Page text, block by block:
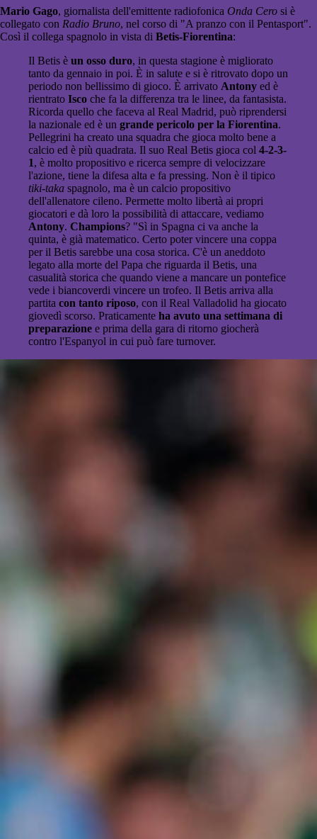
Mario Gago, giornalista dell'emittente radiofonica Onda Cero si è
collegato con Radio Bruno, nel corso di "A pranzo con il Pentasport".
Così il collega spagnolo in vista di Betis-Fiorentina:
Il Betis è un osso duro, in questa stagione è migliorato
tanto da gennaio in poi. È in salute e si è ritrovato dopo un
periodo non bellissimo di gioco. È arrivato Antony ed è
rientrato Isco che fa la differenza tra le linee, da fantasista.
Ricorda quello che faceva al Real Madrid, può riprendersi
la nazionale ed è un grande pericolo per la Fiorentina.
Pellegrini ha creato una squadra che gioca molto bene a
calcio ed è più quadrata. Il suo Real Betis gioca col 4-2-3-
1, è molto propositivo e ricerca sempre di velocizzare
l'azione, tiene la difesa alta e fa pressing. Non è il tipico
tiki-taka spagnolo, ma è un calcio propositivo
dell'allenatore cileno. Permette molto libertà ai propri
giocatori e dà loro la possibilità di attaccare, vediamo
Antony. Champions? "Sì in Spagna ci va anche la
quinta, è già matematico. Certo poter vincere una coppa
per il Betis sarebbe una cosa storica. C'è un aneddoto
legato alla morte del Papa che riguarda il Betis, una
casualità storica che quando viene a mancare un pontefice
vede i biancoverdi vincere un trofeo. Il Betis arriva alla
partita con tanto riposo, con il Real Valladolid ha giocato
giovedì scorso. Praticamente ha avuto una settimana di
preparazione e prima della gara di ritorno giocherà
contro l'Espanyol in cui può fare turnover.